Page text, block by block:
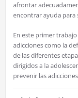
afrontar
encontrar ayuda para
En este primer
adicciones como la
de las diferentes
dirigidos a la
prevenir las